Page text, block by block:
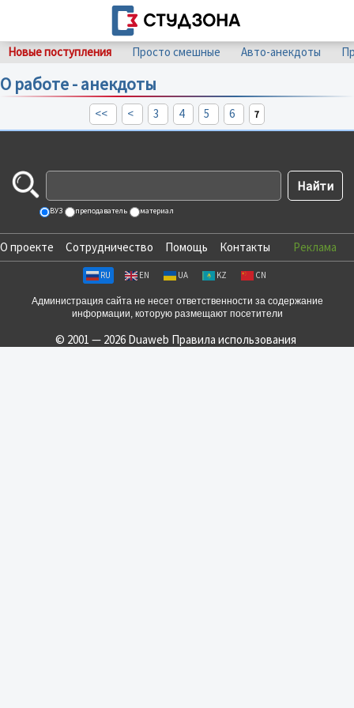
Новые поступления Просто смешные Авто-анекдоты
О работе - анекдоты
<< < 3 4 5 6 7
ВУЗ преподаватель материал
О проекте Сотрудничество Помощь Контакты Реклама
RU EN UA KZ CN
Администрация сайта не несет ответственности за содержание
информации, которую размещают посетители
© 2001 — 2026 Duaweb Правила использования